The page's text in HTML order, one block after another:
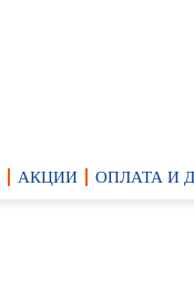
АКЦИИ ОПЛАТА И